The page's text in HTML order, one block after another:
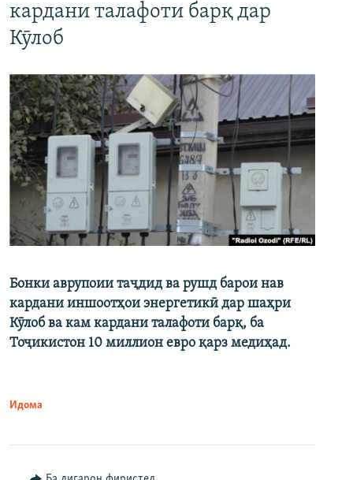
кардани талафоти барқ дар
Кӯлоб
Бонки аврупоии таҷдид ва рушд барои нав
кардани иншоотҳои энергетикӣ дар шаҳри
Кӯлоб ва кам кардани талафоти барқ, ба
Тоҷикистон 10 миллион евро қарз медиҳад.
Идома